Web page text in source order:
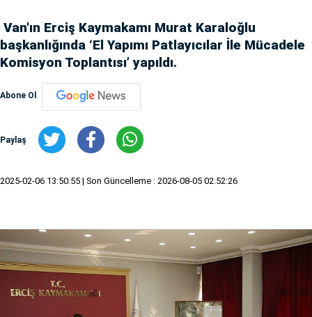
Van'ın Erciş Kaymakamı Murat Karaloğlu
başkanlığında ‘El Yapımı Patlayıcılar İle Mücadele
Komisyon Toplantısı’ yapıldı.
Abone Ol
Paylaş
2025-02-06 13:50:55 | Son Güncelleme : 2026-08-05 02:52:26